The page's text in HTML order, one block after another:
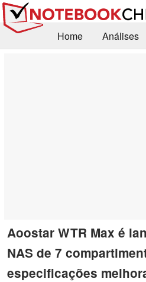
Home Análises
Aoostar WTR Max é
NAS de 7
especificações